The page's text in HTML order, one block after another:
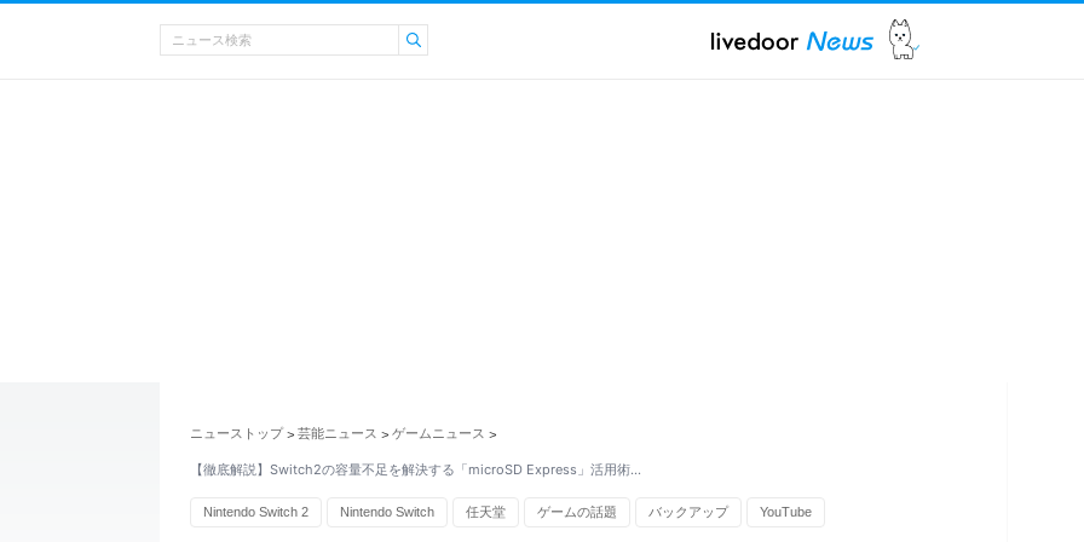
ニューストップ > 芸能ニュース > ゲームニュース >
【徹底解説】Switch2の容量不足を解決する「microSD Express」活用術…
Nintendo Switch 2 Nintendo Switch 任天堂 ゲームの話題 バックアップ YouTube